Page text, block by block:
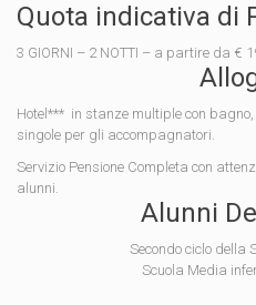
Quota indicativa di
3 GIORNI – 2 NOTTI – a partire da €
Hotel*** in stanze multiple con
singole per gli accompagnatori.
Servizio Pensione Completa con
alunni.
Alunni
Secondo ciclo della
Scuola Media